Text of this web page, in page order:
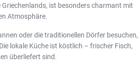
ist besonders charmant mit
Atmosphäre.
oder die traditionellen Dörfer besuchen,
lokale Küche ist köstlich – frischer Fisch,
überliefert sind.